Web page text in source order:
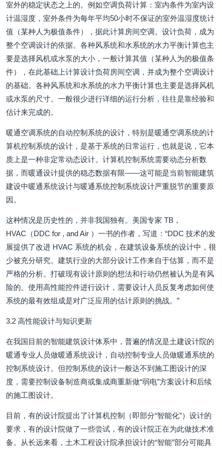
室外的稳定状态之上的。例如空调负荷计算：室内条件为室内设
计温湿度，室外条件为每年平均50小时不保证的室外温湿度统计
值（某种人为极值条件），据此计算房间空调。设计负荷，成为
整个空调设计的依据。各种风系统和水系统的水力平衡计算也主
要是选择风机或水泵的大小，一般计算其值（某种人为的极值条
件），在此基础上计算设计负荷房间空调，并成为整个空调设计
的基础。各种风系统和水系统的水力平衡计算也主要是选择风机
或水泵的尺寸。一般很少进行详细的运行分析，往往是靠经验和
估计来完成的。
暖通空调系统的自动控制系统的设计，特别是暖通空调系统的计
算机控制系统的设计，是基于系统的日常运行，也就是说，它本
质上是一种非定常动态设计。计算机控制系统需要动态分析数
据，而暖通设计提供的稳态数据有限——这可能是当前智能建筑
建设中暖通系统设计与暖通系统控制系统设计严重脱节的重要原
因。
这种情况是历史性的，并非我国独有。美国专家 TB，
HVAC（DDC for , and Air ）一书的作者，写道：“DDC 技术的发
展提供了改进 HVAC 系统的机会，在建筑设备系统的设计中，很
少被充分研究。建筑行业的大部分设计工作来自于估算，而不是
严格的分析。打破现有设计原则的想法和行动仍然被认为是有风
险的。使用高性能控件进行设计，需要设计人员反复考虑如何使
系统的最有效组成是对广泛应用的估计原则的挑战。”
3.2 高性能设计与知识更新
在我国目前的智能建筑设计体系中，普遍的情况是土建设计院的
暖通专业人员做暖通系统设计，自动控制专业人员做暖通系统的
控制系统设计。但控制系统的设计一般达不到施工图设计的深
度，需要控制设备制造商或集成商重新做“弱电”方案设计和后续
的施工图设计。
目前，有的设计院提出了计算机控制（即部分“智能化”）设计的
要求，有的设计院做了一些尝试，有的设计院正在为此做技术准
备。从长远来看，土木工程设计院承担设计的“智能”部分可能具